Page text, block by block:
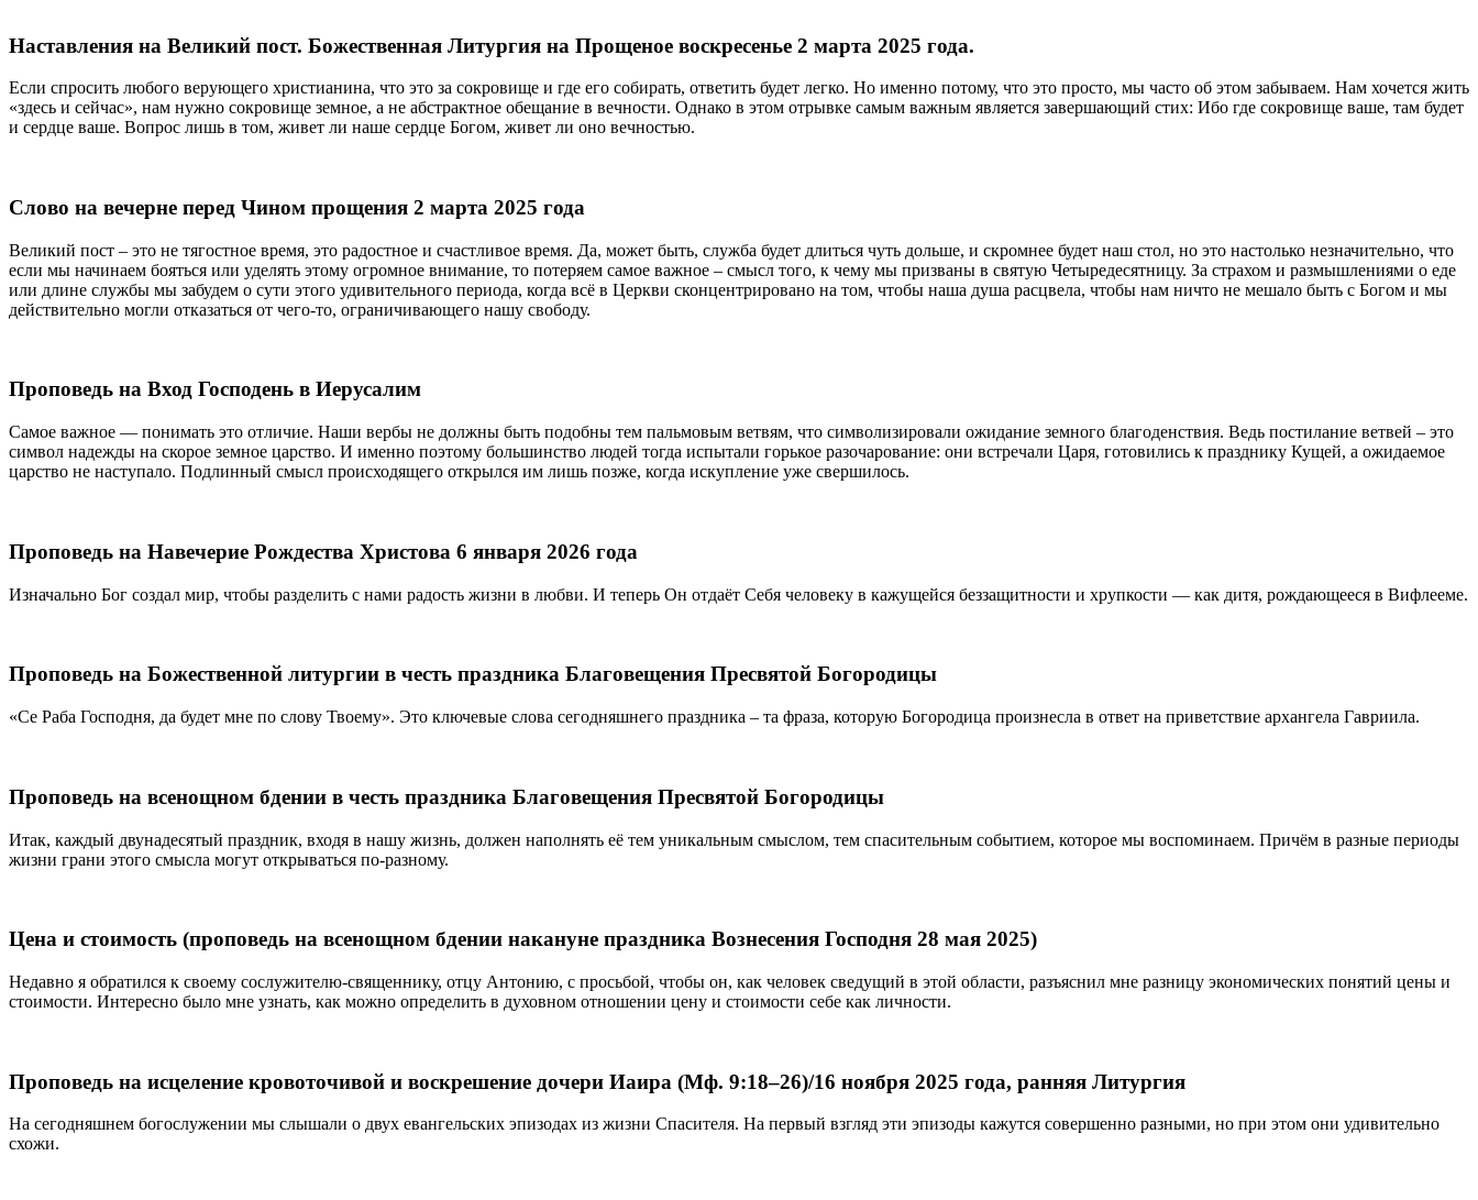
Наставления на Великий пост. Божественная Литургия на Прощеное воскресенье 2 марта 2025 года.
Если спросить любого верующего христианина, что это за сокровище и где его собирать, ответить будет легко. Но именно потому, что это просто, мы часто об этом забываем. Нам хочется жить
«здесь и сейчас», нам нужно сокровище земное, а не абстрактное обещание в вечности. Однако в этом отрывке самым важным является завершающий стих: Ибо где сокровище ваше, там будет
и сердце ваше. Вопрос лишь в том, живет ли наше сердце Богом, живет ли оно вечностью.
Слово на вечерне перед Чином прощения 2 марта 2025 года
Великий пост – это не тягостное время, это радостное и счастливое время. Да, может быть, служба будет длиться чуть дольше, и скромнее будет наш стол, но это настолько незначительно, что
если мы начинаем бояться или уделять этому огромное внимание, то потеряем самое важное – смысл того, к чему мы призваны в святую Четыредесятницу. За страхом и размышлениями о еде
или длине службы мы забудем о сути этого удивительного периода, когда всё в Церкви сконцентрировано на том, чтобы наша душа расцвела, чтобы нам ничто не мешало быть с Богом и мы
действительно могли отказаться от чего-то, ограничивающего нашу свободу.
Проповедь на Вход Господень в Иерусалим
Самое важное — понимать это отличие. Наши вербы не должны быть подобны тем пальмовым ветвям, что символизировали ожидание земного благоденствия. Ведь постилание ветвей – это
символ надежды на скорое земное царство. И именно поэтому большинство людей тогда испытали горькое разочарование: они встречали Царя, готовились к празднику Кущей, а ожидаемое
царство не наступало. Подлинный смысл происходящего открылся им лишь позже, когда искупление уже свершилось.
Проповедь на Навечерие Рождества Христова 6 января 2026 года
Изначально Бог создал мир, чтобы разделить с нами радость жизни в любви. И теперь Он отдаёт Себя человеку в кажущейся беззащитности и хрупкости — как дитя, рождающееся в Вифлееме.
Проповедь на Божественной литургии в честь праздника Благовещения Пресвятой Богородицы
«Се Раба Господня, да будет мне по слову Твоему». Это ключевые слова сегодняшнего праздника – та фраза, которую Богородица произнесла в ответ на приветствие архангела Гавриила.
Проповедь на всенощном бдении в честь праздника Благовещения Пресвятой Богородицы
Итак, каждый двунадесятый праздник, входя в нашу жизнь, должен наполнять её тем уникальным смыслом, тем спасительным событием, которое мы воспоминаем. Причём в разные периоды
жизни грани этого смысла могут открываться по-разному.
Цена и стоимость (проповедь на всенощном бдении накануне праздника Вознесения Господня 28 мая 2025)
Недавно я обратился к своему сослужителю-священнику, отцу Антонию, с просьбой, чтобы он, как человек сведущий в этой области, разъяснил мне разницу экономических понятий цены и
стоимости. Интересно было мне узнать, как можно определить в духовном отношении цену и стоимости себе как личности.
Проповедь на исцеление кровоточивой и воскрешение дочери Иаира (Мф. 9:18–26)/16 ноября 2025 года, ранняя Литургия
На сегодняшнем богослужении мы слышали о двух евангельских эпизодах из жизни Спасителя. На первый взгляд эти эпизоды кажутся совершенно разными, но при этом они удивительно
схожи.